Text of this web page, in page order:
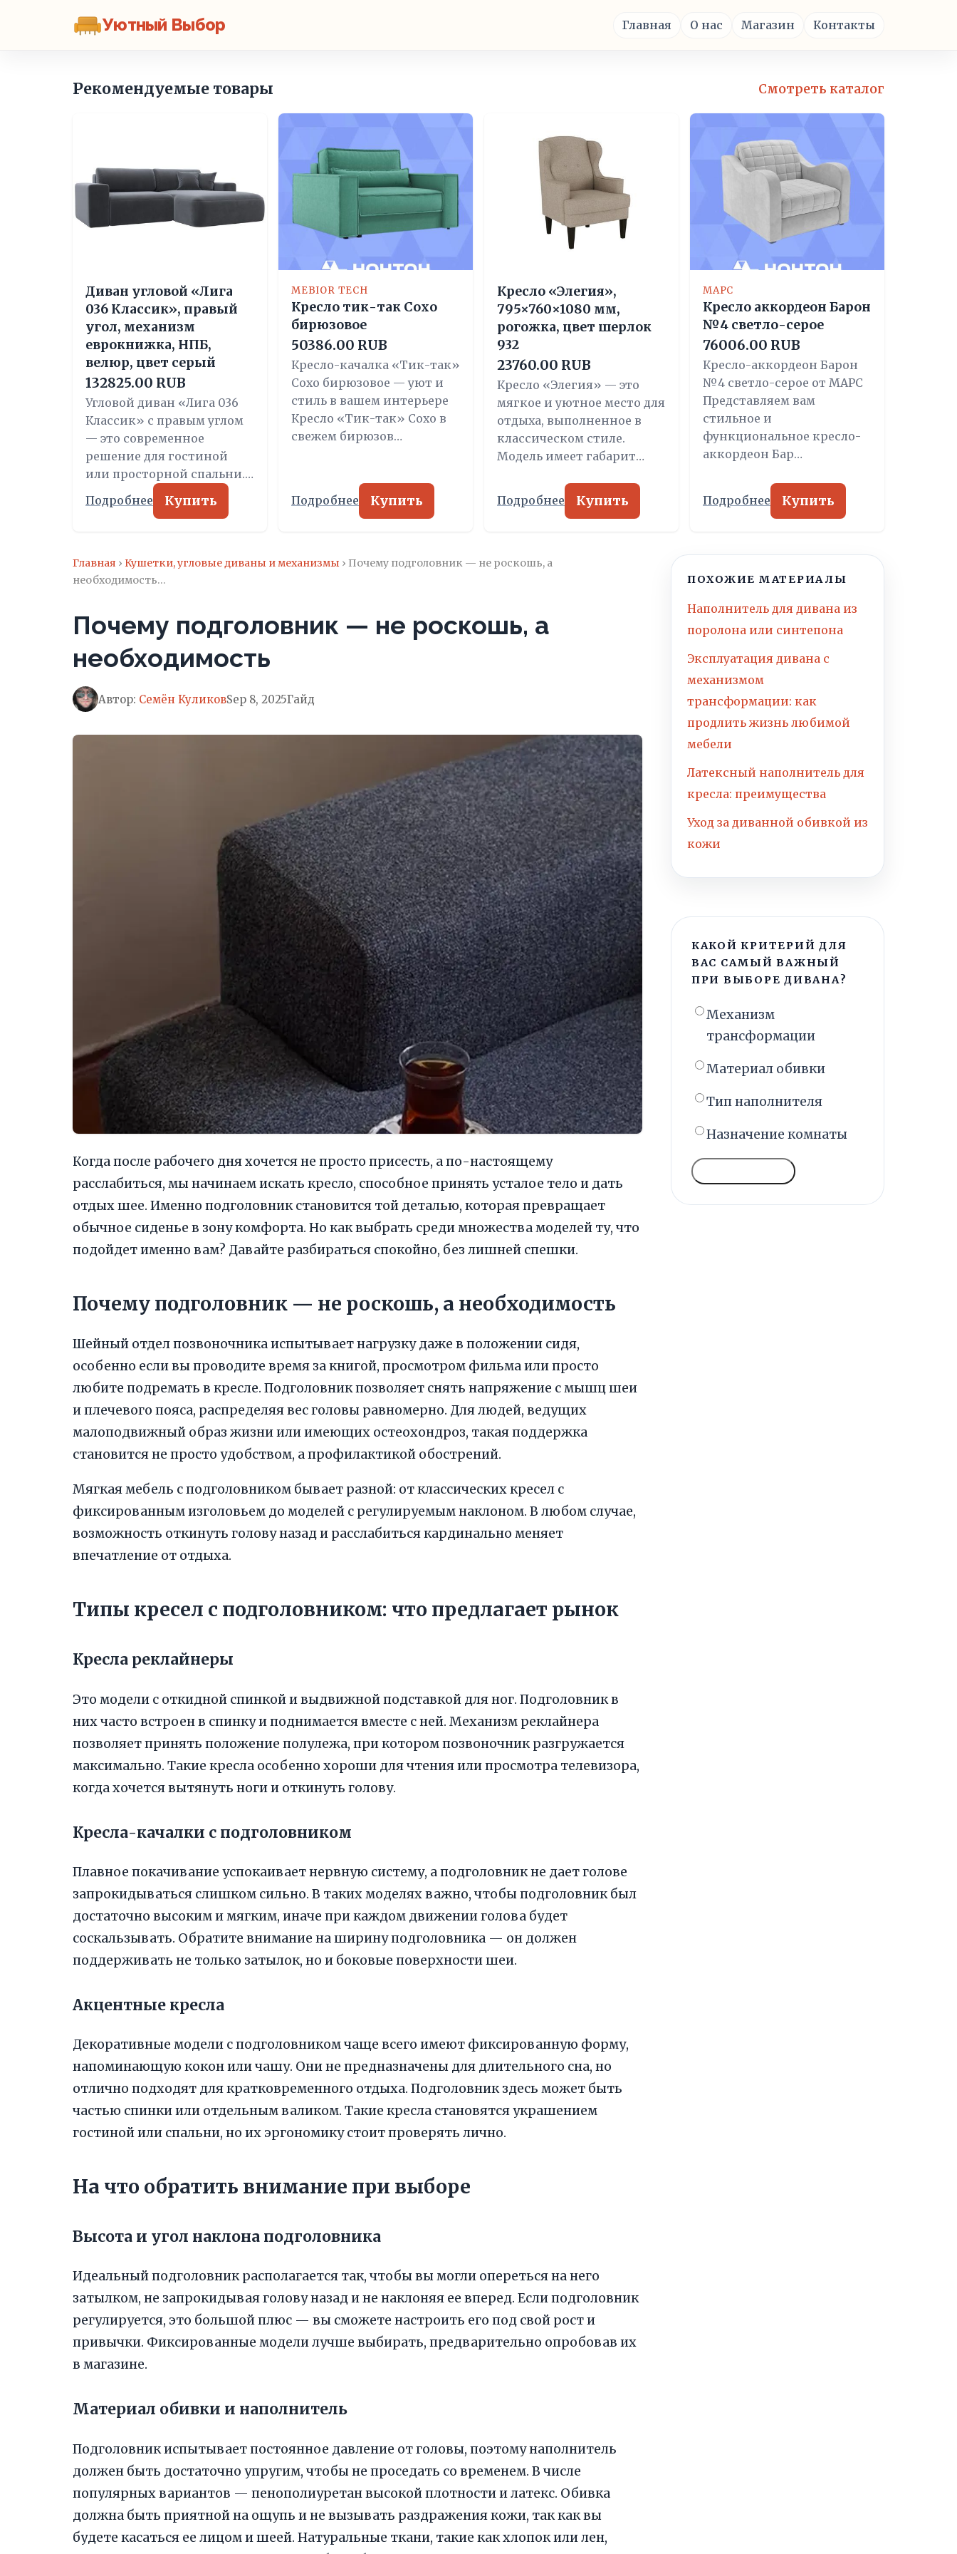
Уютный Выбор Главная О нас Магазин Контакты
Рекомендуемые товары Смотреть каталог
Диван угловой «Лига
036 Классик», правый
угол, механизм
еврокнижка, НПБ,
велюр, цвет серый
132825.00 RUB
Угловой диван «Лига 036
Классик» с правым углом
— это современное
решение для гостиной
или просторной спальни.…
Подробнее Купить
MEBIOR TECH
Кресло тик-так Сохо
бирюзовое
50386.00 RUB
Кресло-качалка «Тик-так»
Сохо бирюзовое — уют и
стиль в вашем интерьере
Кресло «Тик-так» Сохо в
свежем бирюзов…
Подробнее Купить
Кресло «Элегия»,
795×760×1080 мм,
рогожка, цвет шерлок
932
23760.00 RUB
Кресло «Элегия» — это
мягкое и уютное место для
отдыха, выполненное в
классическом стиле.
Модель имеет габарит…
Подробнее Купить
МАРС
Кресло аккордеон Барон
№4 светло-серое
76006.00 RUB
Кресло-аккордеон Барон
№4 светло-серое от МАРС
Представляем вам
стильное и
функциональное кресло-
аккордеон Бар…
Подробнее Купить
Главная › Кушетки, угловые диваны и механизмы › Почему подголовник — не роскошь, а
необходимость…
Почему подголовник — не роскошь, а
необходимость
Автор: Семён КуликовSep 8, 2025Гайд
Когда после рабочего дня хочется не просто присесть, а по-настоящему
расслабиться, мы начинаем искать кресло, способное принять усталое тело и дать
отдых шее. Именно подголовник становится той деталью, которая превращает
обычное сиденье в зону комфорта. Но как выбрать среди множества моделей ту, что
подойдет именно вам? Давайте разбираться спокойно, без лишней спешки.
Почему подголовник — не роскошь, а необходимость
Шейный отдел позвоночника испытывает нагрузку даже в положении сидя,
особенно если вы проводите время за книгой, просмотром фильма или просто
любите подремать в кресле. Подголовник позволяет снять напряжение с мышц шеи
и плечевого пояса, распределяя вес головы равномерно. Для людей, ведущих
малоподвижный образ жизни или имеющих остеохондроз, такая поддержка
становится не просто удобством, а профилактикой обострений.
Мягкая мебель с подголовником бывает разной: от классических кресел с
фиксированным изголовьем до моделей с регулируемым наклоном. В любом случае,
возможность откинуть голову назад и расслабиться кардинально меняет
впечатление от отдыха.
Типы кресел с подголовником: что предлагает рынок
Кресла реклайнеры
Это модели с откидной спинкой и выдвижной подставкой для ног. Подголовник в
них часто встроен в спинку и поднимается вместе с ней. Механизм реклайнера
позволяет принять положение полулежа, при котором позвоночник разгружается
максимально. Такие кресла особенно хороши для чтения или просмотра телевизора,
когда хочется вытянуть ноги и откинуть голову.
Кресла-качалки с подголовником
Плавное покачивание успокаивает нервную систему, а подголовник не дает голове
запрокидываться слишком сильно. В таких моделях важно, чтобы подголовник был
достаточно высоким и мягким, иначе при каждом движении голова будет
соскальзывать. Обратите внимание на ширину подголовника — он должен
поддерживать не только затылок, но и боковые поверхности шеи.
Акцентные кресла
Декоративные модели с подголовником чаще всего имеют фиксированную форму,
напоминающую кокон или чашу. Они не предназначены для длительного сна, но
отлично подходят для кратковременного отдыха. Подголовник здесь может быть
частью спинки или отдельным валиком. Такие кресла становятся украшением
гостиной или спальни, но их эргономику стоит проверять лично.
На что обратить внимание при выборе
Высота и угол наклона подголовника
Идеальный подголовник располагается так, чтобы вы могли опереться на него
затылком, не запрокидывая голову назад и не наклоняя ее вперед. Если подголовник
регулируется, это большой плюс — вы сможете настроить его под свой рост и
привычки. Фиксированные модели лучше выбирать, предварительно опробовав их
в магазине.
Материал обивки и наполнитель
Подголовник испытывает постоянное давление от головы, поэтому наполнитель
должен быть достаточно упругим, чтобы не проседать со временем. В числе
популярных вариантов — пенополиуретан высокой плотности и латекс. Обивка
должна быть приятной на ощупь и не вызывать раздражения кожи, так как вы
будете касаться ее лицом и шеей. Натуральные ткани, такие как хлопок или лен,
ПОХОЖИЕ МАТЕРИАЛЫ
Наполнитель для дивана из
поролона или синтепона
Эксплуатация дивана с
механизмом
трансформации: как
продлить жизнь любимой
мебели
Латексный наполнитель для
кресла: преимущества
Уход за диванной обивкой из
кожи
КАКОЙ КРИТЕРИЙ ДЛЯ
ВАС САМЫЙ ВАЖНЫЙ
ПРИ ВЫБОРЕ ДИВАНА?
Механизм
трансформации
Материал обивки
Тип наполнителя
Назначение комнаты